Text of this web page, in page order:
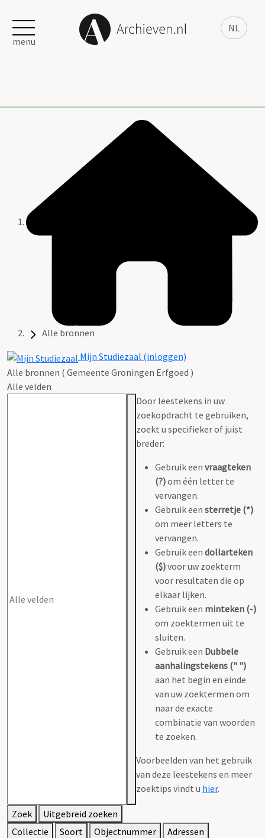
NL
menu
Alle bronnen
Mijn Studiezaal (inloggen)
Alle bronnen ( Gemeente Groningen Erfgoed )
Alle velden
Door leestekens in uw
zoekopdracht te gebruiken,
zoekt u specifieker of juist
breder:
Gebruik een vraagteken
(?)om één letter te
vervangen.
Gebruik een sterretje (*)
om meer letters te
vervangen.
Gebruik een dollarteken
($)voor uw zoekterm
voor resultaten die op
elkaar lijken.
Gebruik een minteken (-)
om zoektermen uit te
sluiten.
Gebruik een Dubbele
aanhalingstekens (" ")
aan het begin en einde
van uw zoektermen om
naar de exacte
combinatie van woorden
te zoeken.
Voorbeelden van het gebruik
van deze leestekens en meer
zoektips vindt u hier.
Zoek
Uitgebreid zoeken
Collectie
Soort Objectnummer
Adressen